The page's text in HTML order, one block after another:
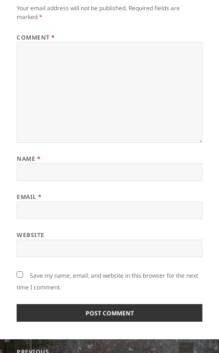
Your email address will not be published. Required fields are
marked*
COMMENT*
NAME *
EMAIL*
WEBSITE
Save my name, email, and website in this browser for the next
time I comment.
Post